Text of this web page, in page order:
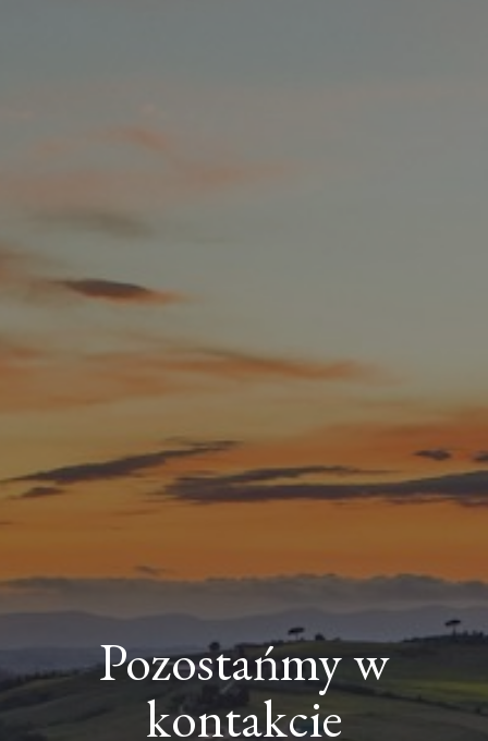
Pozostańmy w
kontakcie